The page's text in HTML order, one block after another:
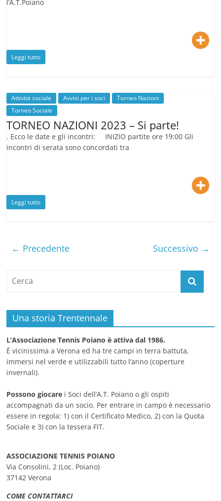
l’A.T.Poiano
Leggi tutto
Attività sociale Avvisi per i soci
Torneo Nazioni
Torneo Sociale
TORNEO NAZIONI 2023 – Si parte!
. Ecco le date e gli incontri: INIZIO partite ore 19:00 Gli
incontri di serata sono concordati tra
Leggi tutto
← Precedente Successivo →
Una storia Trentennale
L’Associazione Tennis Poiano è attiva dal 1986.
È vicinissima a Verona ed ha tre campi in terra battuta,
immersi nel verde e utilizzabili tutto l’anno (coperture
invernali).
Possono giocare i Soci dell’A.T. Poiano o gli ospiti
accompagnati da un socio. Per entrare in campo è necessario
essere in regola: 1) con il Certificato Medico, 2) con la Quota
Sociale e 3) con la tessera FIT.
ASSOCIAZIONE TENNIS POIANO
Via Consolini, 2 (Loc. Poiano)
37142 Verona
COME CONTATTARCI